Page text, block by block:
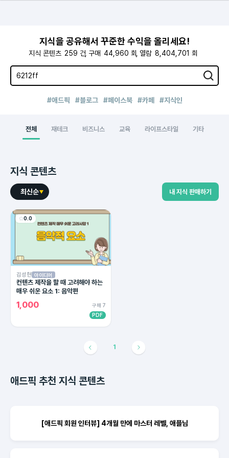
지식을 공유해서 꾸준한 수익을 올리세요!
지식 콘텐츠 259 건 구매 44,960 회 열람 8,404,701 회
#애드픽 #블로그 #페이스북 #카페 #지식인
전체 재테크 비즈니스 교육 라이프스타일 기타
지식 콘텐츠
최신순 내 지식 판매하기
0.0
김성현 아이디어
컨텐츠 제작을 할 때 고려해야 하는
매우 쉬운 요소 1: 음악편
1,000
구매 7
PDF
1
애드픽 추천 지식 콘텐츠
[애드픽 회원 인터뷰] 4개월 만에 마스터 레벨, 애플님